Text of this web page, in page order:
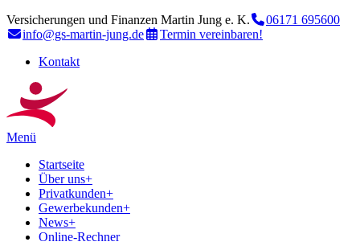
Versicherungen und Finanzen Martin Jung e. K.
06171 695600
info@gs-martin-jung.de
Termin vereinbaren!
Kontakt
Menü
Startseite
Über uns+
Privatkunden+
Gewerbekunden+
News+
Online-Rechner